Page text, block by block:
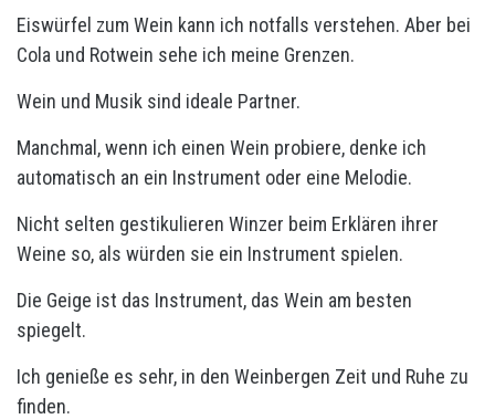
Eiswürfel zum Wein kann ich notfalls verstehen. Aber bei
Cola und Rotwein sehe ich meine Grenzen.
Wein und Musik sind ideale Partner.
Manchmal, wenn ich einen Wein probiere, denke ich
automatisch an ein Instrument oder eine Melodie.
Nicht selten gestikulieren Winzer beim Erklären ihrer
Weine so, als würden sie ein Instrument spielen.
Die Geige ist das Instrument, das Wein am besten
spiegelt.
Ich genieße es sehr, in den Weinbergen Zeit und Ruhe zu
finden.